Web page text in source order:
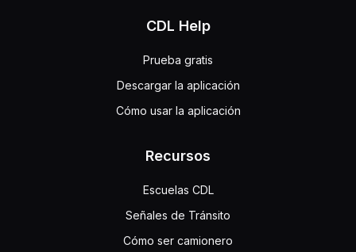
CDL Help
Prueba gratis
Descargar la aplicación
Cómo usar la aplicación
Recursos
Escuelas CDL
Señales de Tránsito
Cómo ser camionero